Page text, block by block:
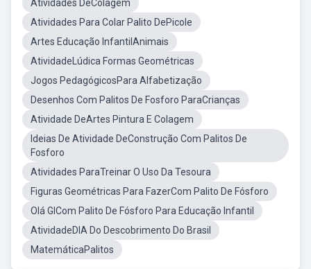
Atividades DeColagem
Atividades Para Colar Palito DePicole
Artes Educação InfantilAnimais
AtividadeLúdica Formas Geométricas
Jogos PedagógicosPara Alfabetização
Desenhos Com Palitos De Fosforo ParaCrianças
Atividade DeArtes Pintura E Colagem
Ideias De Atividade DeConstrução Com Palitos De
Fosforo
Atividades ParaTreinar O Uso Da Tesoura
Figuras Geométricas Para FazerCom Palito De Fósforo
Olá GICom Palito De Fósforo Para Educação Infantil
AtividadeDIA Do Descobrimento Do Brasil
MatemáticaPalitos